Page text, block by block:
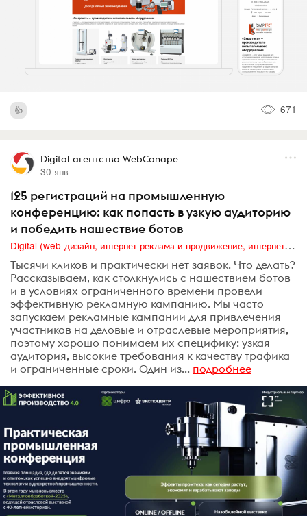
671
Digital-агентство WebCanape
30 янв
125 регистраций на промышленную
конференцию: как попасть в узкую аудиторию
и победить нашествие ботов
Digital (web-дизайн, интернет-реклама и продвижение, интернет-сообщества и блоги, интернет-коммуникации, мобильный маркетинг, реклама на цифровых экранах)
Тысячи кликов и практически нет заявок. Что делать?
Рассказываем, как столкнулись с нашествием ботов
и в условиях ограниченного времени провели
эффективную рекламную кампанию. Мы часто
запускаем рекламные кампании для привлечения
участников на деловые и отраслевые мероприятия,
поэтому хорошо понимаем их специфику: узкая
аудитория, высокие требования к качеству трафика
и ограниченные сроки. Один из... подробнее